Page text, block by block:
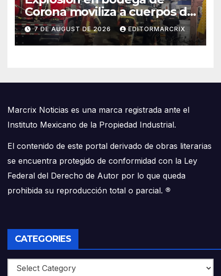
Corona moviliza a cuerpos de
emergencia en Cancún
7 DE AUGUST DE 2026 EDITORMARCRIX
Marcrix Noticias es una marca registrada ante el
Instituto Mexicano de la Propiedad Industrial.
El contenido de este portal derivado de obras literarias
se encuentra protegido de conformidad con la Ley
Federal del Derecho de Autor por lo que queda
prohibida su reproducción total o parcial. ®
CATEGORIES
Categories